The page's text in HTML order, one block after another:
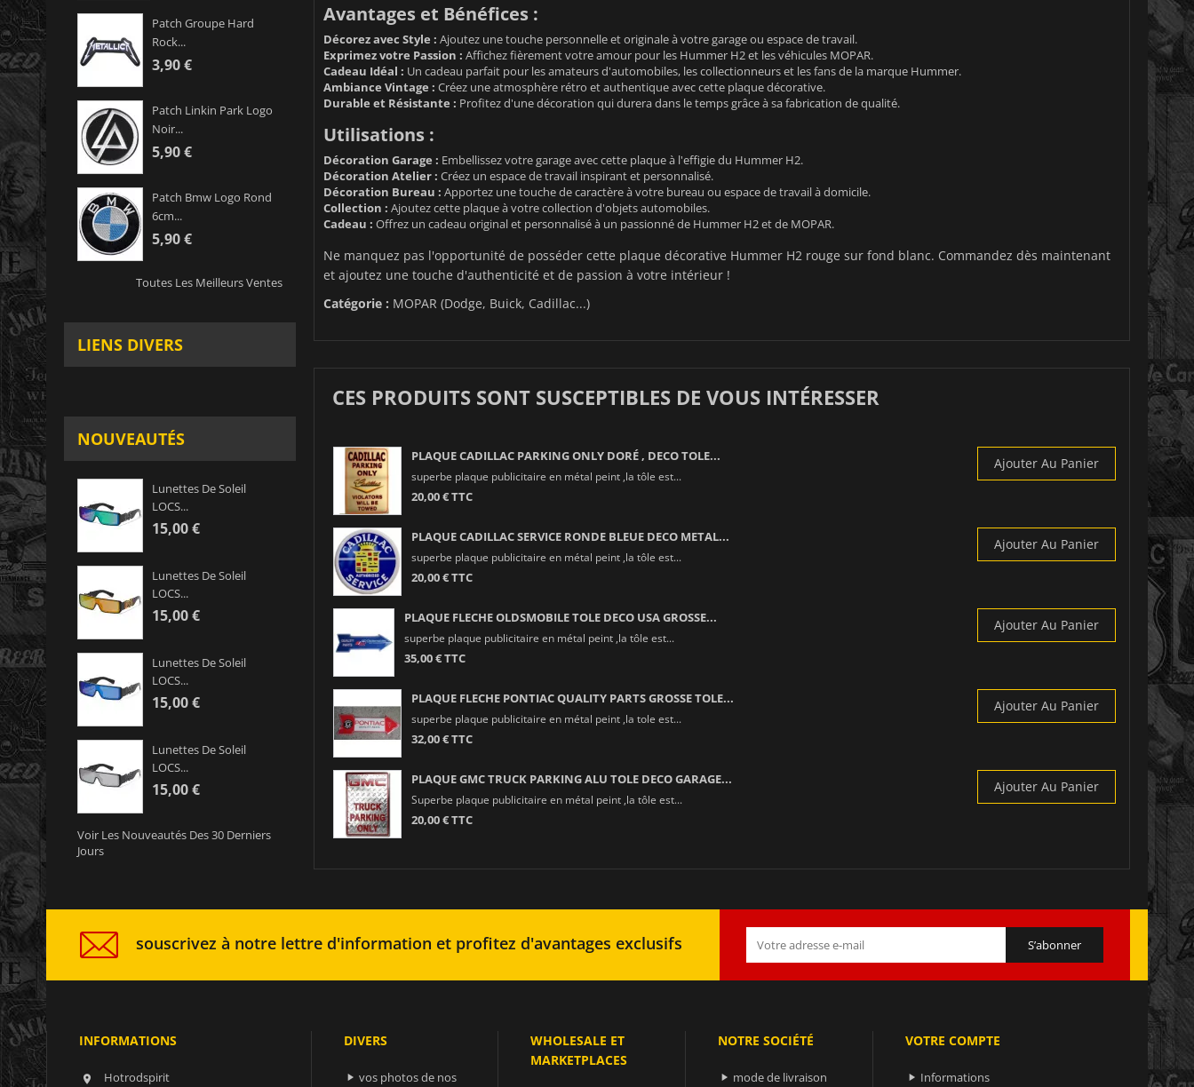
Patch Groupe Hard
Rock...
3,90 €
Patch Linkin Park Logo
Noir...
5,90 €
Patch Bmw Logo Rond
6cm...
5,90 €
Toutes Les Meilleurs Ventes
LIENS DIVERS
NOUVEAUTÉS
Lunettes De Soleil
LOCS...
15,00 €
Lunettes De Soleil
LOCS...
15,00 €
Lunettes De Soleil
LOCS...
15,00 €
Lunettes De Soleil
LOCS...
15,00 €
Voir Les Nouveautés Des 30 Derniers
Jours
Avantages et Bénéfices :
Décorez avec Style : Ajoutez une touche personnelle et originale à votre garage ou espace de travail.
Exprimez votre Passion : Affichez fièrement votre amour pour les Hummer H2 et les véhicules MOPAR.
Cadeau Idéal : Un cadeau parfait pour les amateurs d'automobiles, les collectionneurs et les fans de la marque Hummer.
Ambiance Vintage : Créez une atmosphère rétro et authentique avec cette plaque décorative.
Durable et Résistante : Profitez d'une décoration qui durera dans le temps grâce à sa fabrication de qualité.
Utilisations :
Décoration Garage : Embellissez votre garage avec cette plaque à l'effigie du Hummer H2.
Décoration Atelier : Créez un espace de travail inspirant et personnalisé.
Décoration Bureau : Apportez une touche de caractère à votre bureau ou espace de travail à domicile.
Collection : Ajoutez cette plaque à votre collection d'objets automobiles.
Cadeau : Offrez un cadeau original et personnalisé à un passionné de Hummer H2 et de MOPAR.
Ne manquez pas l'opportunité de posséder cette plaque décorative Hummer H2 rouge sur fond blanc. Commandez dès maintenant
et ajoutez une touche d'authenticité et de passion à votre intérieur !
Catégorie : MOPAR (Dodge, Buick, Cadillac...)
CES PRODUITS SONT SUSCEPTIBLES DE VOUS INTÉRESSER
PLAQUE CADILLAC PARKING ONLY DORÉ , DECO TOLE...
superbe plaque publicitaire en métal peint ,la tôle est...
20,00 € TTC
Ajouter Au Panier
PLAQUE CADILLAC SERVICE RONDE BLEUE DECO METAL...
superbe plaque publicitaire en métal peint ,la tôle est...
20,00 € TTC
Ajouter Au Panier
PLAQUE FLECHE OLDSMOBILE TOLE DECO USA GROSSE...
superbe plaque publicitaire en métal peint ,la tôle est...
35,00 € TTC
Ajouter Au Panier
PLAQUE FLECHE PONTIAC QUALITY PARTS GROSSE TOLE...
superbe plaque publicitaire en métal peint ,la tole est...
32,00 € TTC
Ajouter Au Panier
PLAQUE GMC TRUCK PARKING ALU TOLE DECO GARAGE...
Superbe plaque publicitaire en métal peint ,la tôle est...
20,00 € TTC
Ajouter Au Panier
souscrivez à notre lettre d'information et profitez d'avantages exclusifs
INFORMATIONS

Hotrodspirit
DIVERS
 vos photos de nos
WHOLESALE ET
MARKETPLACES
NOTRE SOCIÉTÉ
 mode de livraison
VOTRE COMPTE
 Informations